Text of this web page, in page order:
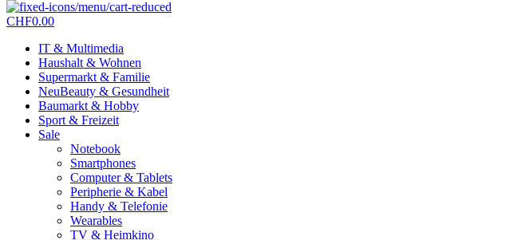
CHF0.00
IT & Multimedia
Haushalt & Wohnen
Supermarkt & Familie
NeuBeauty & Gesundheit
Baumarkt & Hobby
Sport & Freizeit
Sale
Notebook
Smartphones
Computer & Tablets
Peripherie & Kabel
Handy & Telefonie
Wearables
TV & Heimkino